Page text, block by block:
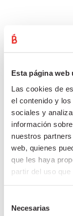
Esta página web
Las cookies de
el contenido y
sociales y
información
nuestros
web, quienes
que les haya
partir del uso
Necesarias
XORIÇ
Xoriç Extra Vela